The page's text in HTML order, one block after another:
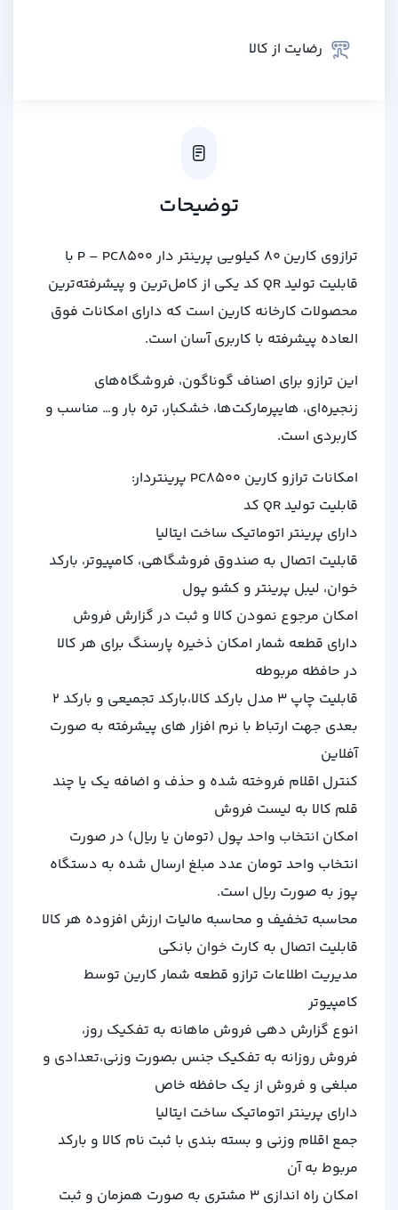
رضایت از کالا
توضیحات
ترازوی کارین 80 کیلویی پرینتر دار P – PC8500 با
قابلیت تولید QR کد یکی از کامل‌ترین و پیشرفته‌ترین
محصولات کارخانه کارین است که دارای امکانات فوق
العاده‌ پیشرفته با کاربری آسان است.
این ترازو برای اصناف گوناگون، فروشگاه‌های
زنجیره‌ای، هایپرمارکت‌ها، خشکبار، تره بار و… مناسب و
کاربردی است.
امکانات ترازو کارین PC8500 پرینتردار:
قابلیت تولید QR کد
دارای پرینتر اتوماتیک ساخت ایتالیا
قابلیت اتصال به صندوق فروشگاهی، کامپیوتر، بارکد
خوان، لیبل پرینتر و کشو پول
امکان مرجوع نمودن کالا و ثبت در گزارش فروش
دارای قطعه شمار امکان ذخیره پارسنگ برای هر کالا
در حافظه مربوطه
قابلیت چاپ 3 مدل بارکد کالا،بارکد تجمیعی و بارکد 2
بعدی جهت ارتباط با نرم افزار های پیشرفته به صورت
آفلاین
کنترل اقلام فروخته شده و حذف و اضافه یک یا چند
قلم کالا به لیست فروش
امکان انتخاب واحد پول (تومان یا ریال) در صورت
انتخاب واحد تومان عدد مبلغ ارسال شده به دستگاه
پوز به صورت ریال است.
محاسبه تخفیف و محاسبه مالیات ارزش افزوده هر کالا
قابلیت اتصال به کارت خوان بانکی
مدیریت اطلاعات ترازو قطعه شمار کارین توسط
کامپیوتر
انوع گزارش دهی فروش ماهانه به تفکیک روز،
فروش روزانه به تفکیک جنس بصورت وزنی،تعدادی و
مبلغی و فروش از یک حافظه خاص
دارای پرینتر اتوماتیک ساخت ایتالیا
جمع اقلام وزنی و بسته بندی با ثبت نام کالا و بارکد
مربوط به آن
امکان راه اندازی 3 مشتری به صورت همزمان و ثبت